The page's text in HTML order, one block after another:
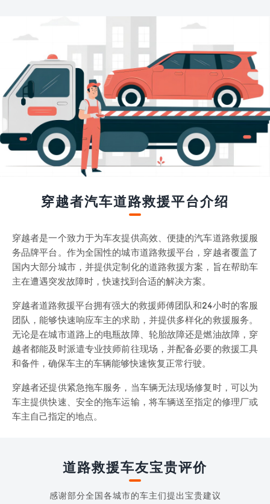
穿越者汽车道路救援平台介绍
穿越者是一个致力于为车友提供高效、便捷的汽车道路救援服
务品牌平台。作为全国性的城市道路救援平台，穿越者覆盖了
国内大部分城市，并提供定制化的道路救援方案，旨在帮助车
主在遭遇突发故障时，快速找到合适的解决方案。
穿越者道路救援平台拥有强大的救援师傅团队和24小时的客服
团队，能够快速响应车主的求助，并提供多样化的救援服务。
无论是在城市道路上的电瓶故障、轮胎故障还是燃油故障，穿
越者都能及时派遣专业技师前往现场，并配备必要的救援工具
和备件，确保车主的车辆能够快速恢复正常行驶。
穿越者还提供紧急拖车服务，当车辆无法现场修复时，可以为
车主提供快速、安全的拖车运输，将车辆送至指定的修理厂或
车主自己指定的地点。
道路救援车友宝贵评价
感谢部分全国各城市的车主们提出宝贵建议